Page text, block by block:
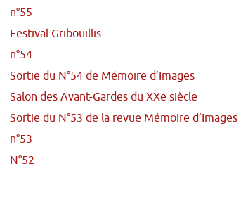
n°55
Festival Gribouillis
n°54
Sortie du N°54 de Mémoire d’Images
Salon des Avant-Gardes du XXe siècle
Sortie du N°53 de la revue Mémoire d’Images
n°53
N°52